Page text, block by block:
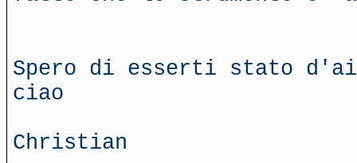
Spero di esserti stato
ciao
Christian